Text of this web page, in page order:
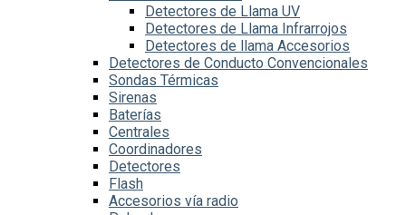
Detectores de Llama UV
Detectores de Llama Infrarrojos
Detectores de llama Accesorios
Detectores de Conducto Convencionales
Sondas Térmicas
Sirenas
Baterías
Centrales
Coordinadores
Detectores
Flash
Accesorios vía radio